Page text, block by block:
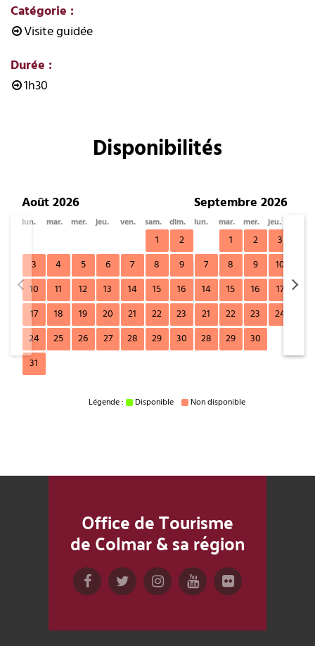
Catégorie :
Visite guidée
Durée :
1h30
Disponibilités
Août 2026
lun. mar. mer. jeu. ven. sam. dim.
1
2
3
4 5 6 7 8
9
10
11 12 13 14 15
16
17
18 19 20 21 22
23
24
25 26 27 28 29
30
31
Septembre 2026
lun. mar. mer. jeu.
1 2 3
7
8 9 10
14
15 16 17
21
22 23 24
28
29 30
Légende : Disponible Non disponible
Office de Tourisme
de Colmar & sa région